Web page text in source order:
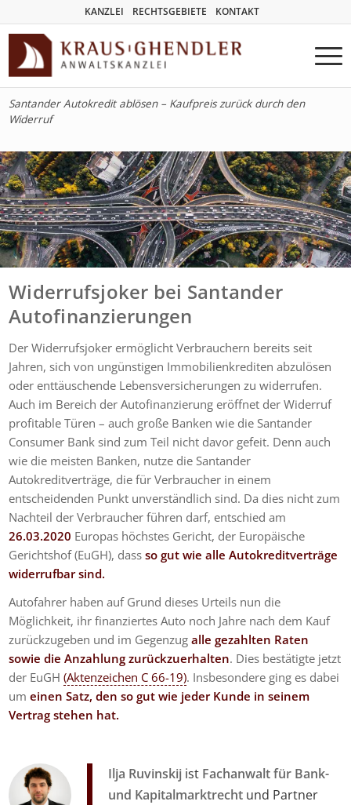
KANZLEI RECHTSGEBIETE KONTAKT
Santander Autokredit ablösen – Kaufpreis zurück durch den
Widerruf
Widerrufsjoker bei Santander
Autofinanzierungen
Der Widerrufsjoker ermöglicht Verbrauchern bereits seit
Jahren, sich von ungünstigen Immobilienkrediten abzulösen
oder enttäuschende Lebensversicherungen zu widerrufen.
Auch im Bereich der Autofinanzierung eröffnet der Widerruf
profitable Türen – auch große Banken wie die Santander
Consumer Bank sind zum Teil nicht davor gefeit. Denn auch
wie die meisten Banken, nutze die Santander
Autokreditverträge, die für Verbraucher in einem
entscheidenden Punkt unverständlich sind. Da dies nicht zum
Nachteil der Verbraucher führen darf, entschied am
26.03.2020 Europas höchstes Gericht, der Europäische
Gerichtshof (EuGH), dassso gut wie alle Autokreditverträge
widerrufbar sind.
Autofahrer haben auf Grund dieses Urteils nun die
Möglichkeit, ihr finanziertes Auto noch Jahre nach dem Kauf
zurückzugeben und im Gegenzug alle gezahlten Raten
sowie die Anzahlung zurückzuerhalten. Dies bestätigte jetzt
der EuGH(Aktenzeichen C 66-19). Insbesondere ging es dabei
umeinen Satz, den so gut wie jeder Kunde in seinem
Vertrag stehen hat.
Ilja Ruvinskij ist Fachanwalt für Bank-
und Kapitalmarktrecht und Partner